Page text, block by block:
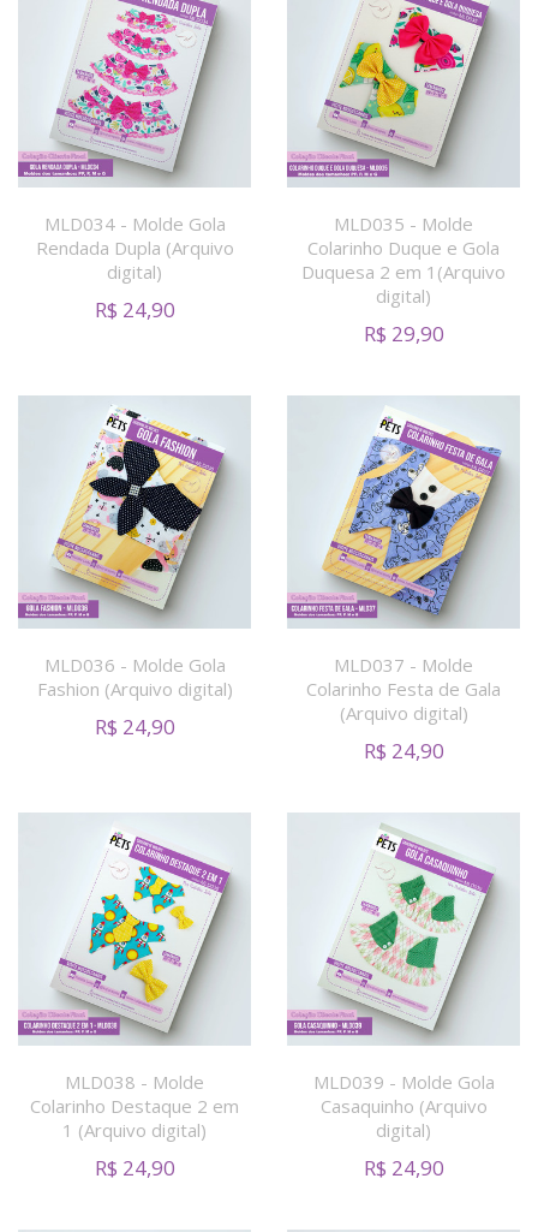
MLD034 - Molde Gola
Rendada Dupla (Arquivo
digital)
R$ 24,90
MLD035 - Molde
Colarinho Duque e Gola
Duquesa 2 em 1(Arquivo
digital)
R$ 29,90
MLD036 - Molde Gola
Fashion (Arquivo digital)
R$ 24,90
MLD037 - Molde
Colarinho Festa de Gala
(Arquivo digital)
R$ 24,90
MLD038 - Molde
Colarinho Destaque 2 em
1 (Arquivo digital)
R$ 24,90
MLD039 - Molde Gola
Casaquinho (Arquivo
digital)
R$ 24,90